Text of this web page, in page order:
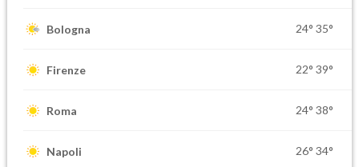
Bologna 24° 35°
Firenze 22° 39°
Roma 24° 38°
Napoli 26° 34°